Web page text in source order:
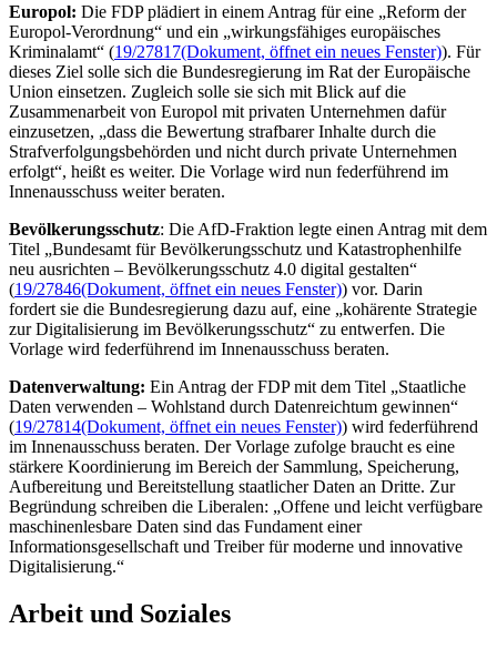
Europol: Die FDP plädiert in einem Antrag für eine „Reform der
Europol-Verordnung“ und ein „wirkungsfähiges europäisches
Kriminalamt“ (19/27817(Dokument, öffnet ein neues Fenster)). Für
dieses Ziel solle sich die Bundesregierung im Rat der Europäische
Union einsetzen. Zugleich solle sie sich mit Blick auf die
Zusammenarbeit von Europol mit privaten Unternehmen dafür
einzusetzen, „dass die Bewertung strafbarer Inhalte durch die
Strafverfolgungsbehörden und nicht durch private Unternehmen
erfolgt“, heißt es weiter. Die Vorlage wird nun federführend im
Innenausschuss weiter beraten.
Bevölkerungsschutz: Die AfD-Fraktion legte einen Antrag mit dem
Titel „Bundesamt für Bevölkerungsschutz und Katastrophenhilfe
neu ausrichten – Bevölkerungsschutz 4.0 digital gestalten“
(19/27846(Dokument, öffnet ein neues Fenster)) vor. Darin
fordert sie die Bundesregierung dazu auf, eine „kohärente Strategie
zur Digitalisierung im Bevölkerungsschutz“ zu entwerfen. Die
Vorlage wird federführend im Innenausschuss beraten.
Datenverwaltung: Ein Antrag der FDP mit dem Titel „Staatliche
Daten verwenden – Wohlstand durch Datenreichtum gewinnen“
(19/27814(Dokument, öffnet ein neues Fenster)) wird federführend
im Innenausschuss beraten. Der Vorlage zufolge braucht es eine
stärkere Koordinierung im Bereich der Sammlung, Speicherung,
Aufbereitung und Bereitstellung staatlicher Daten an Dritte. Zur
Begründung schreiben die Liberalen: „Offene und leicht verfügbare
maschinenlesbare Daten sind das Fundament einer
Informationsgesellschaft und Treiber für moderne und innovative
Digitalisierung.“
Arbeit und Soziales